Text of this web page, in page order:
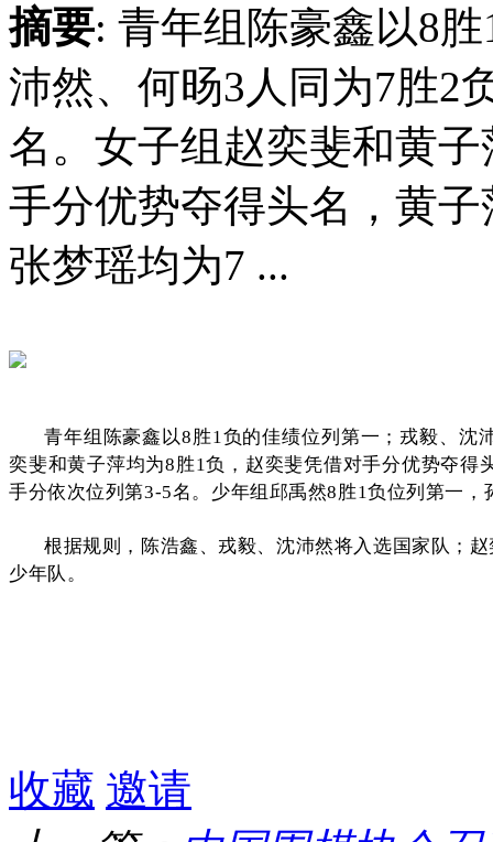
摘要: 青年组陈豪鑫以8
沛然、何旸3人同为7胜2
名。女子组赵奕斐和黄
手分优势夺得头名，黄
张梦瑶均为7 ...
青年组陈豪鑫以8胜1负的佳绩位列第一；戎毅、沈
奕斐和黄子萍均为8胜1负，赵奕斐凭借对手分优势夺
手分依次位列第3-5名。少年组邱禹然8胜1负位列第一
根据规则，陈浩鑫、戎毅、沈沛然将入选国家队；
少年队。
收藏 邀请